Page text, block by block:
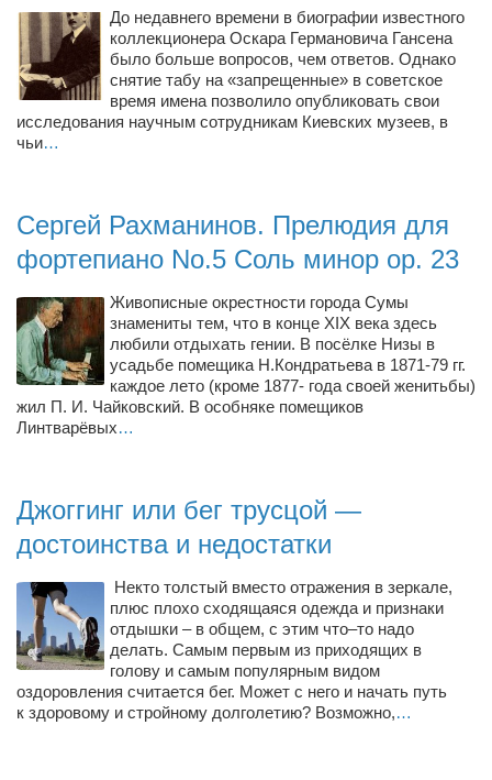
Фестиваль. Конкурс «Колибри» 2017
Конкурс «Колибри» 2016
Конкурс «Колибри» 2015
Конкурс «Колибри — детям!» 2014
Конкурс «Колибри» 2013
Интервью
Афиша
Афиша Киев
Афиша Сумы
До недавнего времени в биографии известного
коллекционера Оскара Германовича Гансена
было больше вопросов, чем ответов. Однако
снятие табу на «запрещенные» в советское
время имена позволило опубликовать свои
исследования научным сотрудникам Киевских музеев, в
чьи…
Сергей Рахманинов. Прелюдия для
фортепиано No.5 Соль минор op. 23
Живописные окрестности города Сумы
знамениты тем, что в конце XIX века здесь
любили отдыхать гении. В посёлке Низы в
усадьбе помещика Н.Кондратьева в 1871-79 гг.
каждое лето (кроме 1877- года своей женитьбы)
жил П. И. Чайковский. В особняке помещиков
Линтварёвых…
Джоггинг или бег трусцой —
достоинства и недостатки
Некто толстый вместо отражения в зеркале,
плюс плохо сходящаяся одежда и признаки
отдышки – в общем, с этим что–то надо
делать. Самым первым из приходящих в
голову и самым популярным видом
оздоровления считается бег. Может с него и начать путь
к здоровому и стройному долголетию? Возможно,…